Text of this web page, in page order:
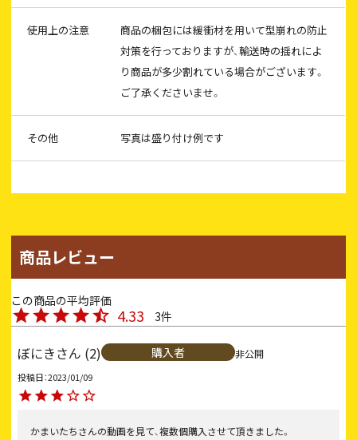
使用上の注意
商品の梱包には緩衝材を用いて型崩れの防止
対策を行っておりますが、輸送時の揺れによ
り商品が多少割れている場合がございます。
ご了承くださいませ。
その他 写真は盛り付け例です
商品レビュー
4.33 3
ぼにき 2 購入者 非公開
投稿日 2023/01/09
かまいたちさんの動画を見て、複数個購入させて頂きました。